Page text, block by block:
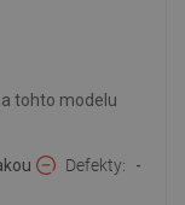
tohto modelu
Defekty -